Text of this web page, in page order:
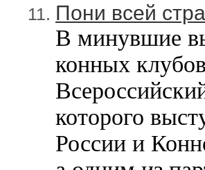
Пони всей
В минувшие
конных
которого
России и